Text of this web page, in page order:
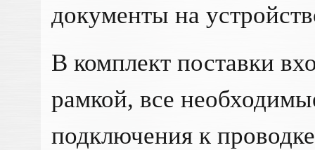
документы на
В комплект поставки
рамкой, все
подключения к